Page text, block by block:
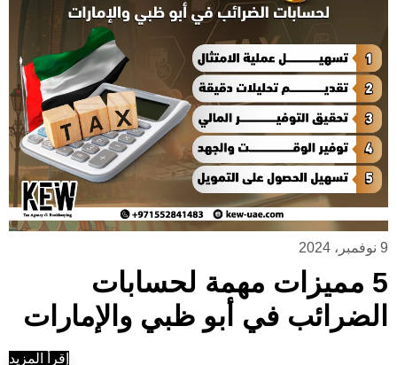
9 نوفمبر، 2024
5 مميزات مهمة لحسابات
الضرائب في أبو ظبي والإمارات
إقرأ المزيد